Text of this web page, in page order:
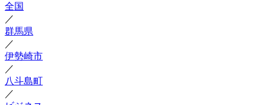
全国
／
群馬県
／
伊勢崎市
／
八斗島町
／